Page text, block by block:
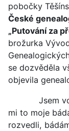
pobočky
České
„Putování za
brožurka
se dozvěděla
objevila
Jsem
mi to moje
rozvedli,